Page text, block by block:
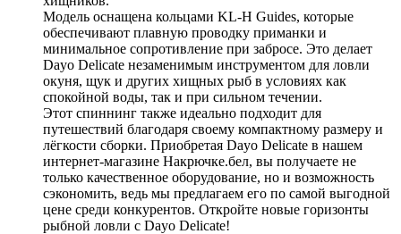
Модель оснащена кольцами KL-H Guides, которые
обеспечивают плавную проводку приманки и
минимальное сопротивление при забросе. Это делает
Dayo Delicate незаменимым инструментом для ловли
окуня, щук и других хищных рыб в условиях как
спокойной воды, так и при сильном течении.
Этот спиннинг также идеально подходит для
путешествий благодаря своему компактному размеру и
лёгкости сборки. Приобретая Dayo Delicate в нашем
интернет-магазине Накрючке.бел, вы получаете не
только качественное оборудование, но и возможность
сэкономить, ведь мы предлагаем его по самой выгодной
цене среди конкурентов. Откройте новые горизонты
рыбной ловли с Dayo Delicate!